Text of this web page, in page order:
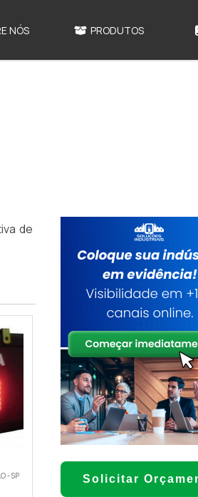
NÓS PRODUTOS
de
- SP Solicitar